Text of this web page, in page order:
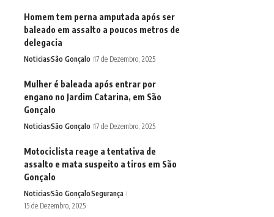
Homem tem perna amputada após ser
baleado em assalto a poucos metros de
delegacia
NoticiasSão Gonçalo 17 de Dezembro, 2025
Mulher é baleada após entrar por
engano no Jardim Catarina, em São
Gonçalo
NoticiasSão Gonçalo 17 de Dezembro, 2025
Motociclista reage a tentativa de
assalto e mata suspeito a tiros em São
Gonçalo
NoticiasSão GonçaloSegurança
15 de Dezembro, 2025